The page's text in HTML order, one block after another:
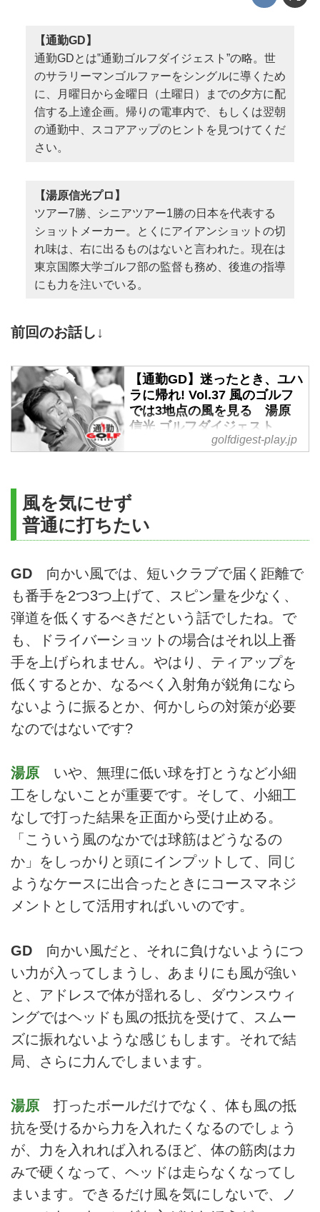
【通勤GD】
通勤GDとは‟通勤ゴルフダイジェスト”の略。世
のサラリーマンゴルファーをシングルに導くため
に、月曜日から金曜日（土曜日）までの夕方に配
信する上達企画。帰りの電車内で、もしくは翌朝
の通勤中、スコアアップのヒントを見つけてくだ
さい。
【湯原信光プロ】
ツアー7勝、シニアツアー1勝の日本を代表する
ショットメーカー。とくにアイアンショットの切
れ味は、右に出るものはないと言われた。現在は
東京国際大学ゴルフ部の監督も務め、後進の指導
にも力を注いでいる。
前回のお話し↓
【通勤GD】迷ったとき、ユハ
ラに帰れ! Vol.37 風のゴルフ
では3地点の風を見る 湯原
信光 ゴルフダイジェスト
WEB - ゴルフへ行こうWEB
つが‟風”だ。風に負けない打ち方
は「風に対して小細工するのはや
する」と言う。
golfdigest-play.jp
風を気にせず
普通に打ちたい
GD 向かい風では、短いクラブで届く距離で
も番手を2つ3つ上げて、スピン量を少なく、
弾道を低くするべきだという話でしたね。で
も、ドライバーショットの場合はそれ以上番
手を上げられません。やはり、ティアップを
低くするとか、なるべく入射角が鋭角になら
ないように振るとか、何かしらの対策が必要
なのではないです?
湯原 いや、無理に低い球を打とうなど小細
工をしないことが重要です。そして、小細工
なしで打った結果を正面から受け止める。
「こういう風のなかでは球筋はどうなるの
か」をしっかりと頭にインプットして、同じ
ようなケースに出合ったときにコースマネジ
メントとして活用すればいいのです。
GD 向かい風だと、それに負けないようにつ
い力が入ってしまうし、あまりにも風が強い
と、アドレスで体が揺れるし、ダウンスウィ
ングではヘッドも風の抵抗を受けて、スムー
ズに振れないような感じもします。それで結
局、さらに力んでしまいます。
湯原 打ったボールだけでなく、体も風の抵
抗を受けるから力を入れたくなるのでしょう
が、力を入れれば入れるほど、体の筋肉はカ
みで硬くなって、ヘッドは走らなくなってし
まいます。できるだけ風を気にしないで、ノ